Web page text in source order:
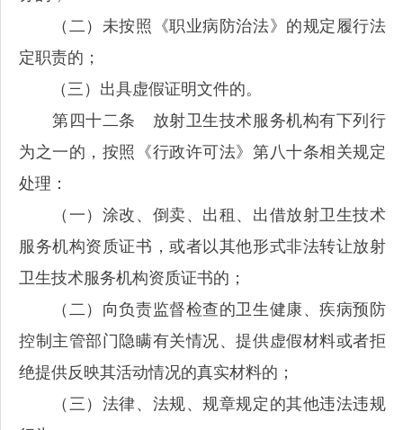
（二）未按照《职业病防治法》的规定履行法
定职责的；
（三）出具虚假证明文件的。
第四十二条 放射卫生技术服务机构有下列行
为之一的，按照《行政许可法》第八十条相关规定
处理：
（一）涂改、倒卖、出租、出借放射卫生技术
服务机构资质证书，或者以其他形式非法转让放射
卫生技术服务机构资质证书的；
（二）向负责监督检查的卫生健康、疾病预防
控制主管部门隐瞒有关情况、提供虚假材料或者拒
绝提供反映其活动情况的真实材料的；
（三）法律、法规、规章规定的其他违法违规